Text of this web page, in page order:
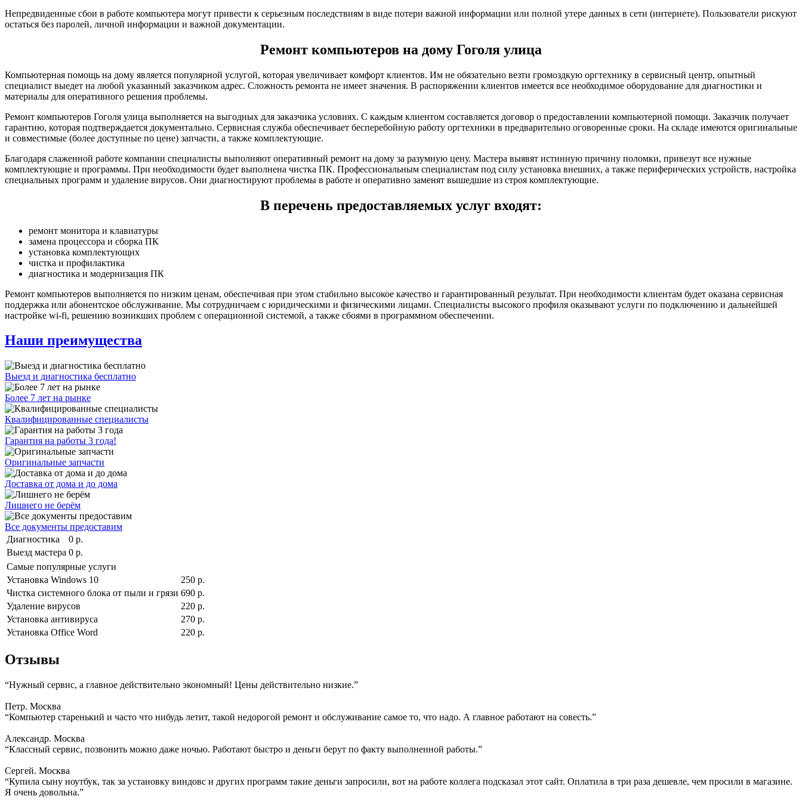
Непредвиденные сбои в работе компьютера могут привести к серьезным последствиям в виде потери важной информации или полной утере данных в сети (интернете). Пользователи рискуют
остаться без паролей, личной информации и важной документации.
Ремонт компьютеров на дому Гоголя улица
Компьютерная помощь на дому является популярной услугой, которая увеличивает комфорт клиентов. Им не обязательно везти громоздкую оргтехнику в сервисный центр, опытный
специалист выедет на любой указанный заказчиком адрес. Сложность ремонта не имеет значения. В распоряжении клиентов имеется все необходимое оборудование для диагностики и
материалы для оперативного решения проблемы.
Ремонт компьютеров Гоголя улица выполняется на выгодных для заказчика условиях. С каждым клиентом составляется договор о предоставлении компьютерной помощи. Заказчик получает
гарантию, которая подтверждается документально. Сервисная служба обеспечивает бесперебойную работу оргтехники в предварительно оговоренные сроки. На складе имеются оригинальные
и совместимые (более доступные по цене) запчасти, а также комплектующие.
Благодаря слаженной работе компании специалисты выполняют оперативный ремонт на дому за разумную цену. Мастера выявят истинную причину поломки, привезут все нужные
комплектующие и программы. При необходимости будет выполнена чистка ПК. Профессиональным специалистам под силу установка внешних, а также периферических устройств, настройка
специальных программ и удаление вирусов. Они диагностируют проблемы в работе и оперативно заменят вышедшие из строя комплектующие.
В перечень предоставляемых услуг входят:
ремонт монитора и клавиатуры
замена процессора и сборка ПК
установка комплектующих
чистка и профилактика
диагностика и модернизация ПК
Ремонт компьютеров выполняется по низким ценам, обеспечивая при этом стабильно высокое качество и гарантированный результат. При необходимости клиентам будет оказана сервисная
поддержка или абонентское обслуживание. Мы сотрудничаем с юридическими и физическими лицами. Специалисты высокого профиля оказывают услуги по подключению и дальнейшей
настройке wi-fi, решению возникших проблем с операционной системой, а также сбоями в программном обеспечении.
Наши преимущества
Выезд и диагностика бесплатно
Более 7 лет на рынке
Квалифицированные специалисты
Гарантия на работы 3 года!
Оригинальные запчасти
Доставка от дома и до дома
Лишнего не берём
Все документы предоставим
Диагностика
0 р.
Выезд мастера 0 р.
Самые популярные услуги
Установка Windows 10
250 р.
Чистка системного блока от пыли и грязи 690 р.
Удаление вирусов
220 р.
Установка антивируса
270 р.
Установка Office Word
220 р.
Отзывы
“Нужный сервис, а главное действительно экономный! Цены действительно низкие.”
Петр. Москва
“Компьютер старенький и часто что нибудь летит, такой недорогой ремонт и обслуживание самое то, что надо. А главное работают на совесть.”
Александр. Москва
“Классный сервис, позвонить можно даже ночью. Работают быстро и деньги берут по факту выполненной работы.”
Сергей. Москва
“Купила сыну ноутбук, так за установку виндовс и других программ такие деньги запросили, вот на работе коллега подсказал этот сайт. Оплатила в три раза дешевле, чем просили в магазине.
Я очень довольна.”